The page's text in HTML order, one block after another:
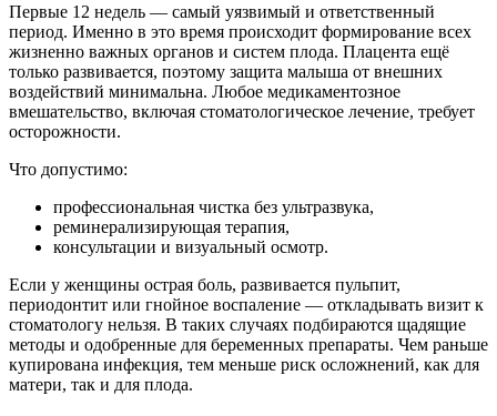
Первые 12 недель — самый уязвимый и ответственный
период. Именно в это время происходит формирование всех
жизненно важных органов и систем плода. Плацента ещё
только развивается, поэтому защита малыша от внешних
воздействий минимальна. Любое медикаментозное
вмешательство, включая стоматологическое лечение, требует
осторожности.
Что допустимо:
профессиональная чистка без ультразвука,
реминерализирующая терапия,
консультации и визуальный осмотр.
Если у женщины острая боль, развивается пульпит,
периодонтит или гнойное воспаление — откладывать визит к
стоматологу нельзя. В таких случаях подбираются щадящие
методы и одобренные для беременных препараты. Чем раньше
купирована инфекция, тем меньше риск осложнений, как для
матери, так и для плода.